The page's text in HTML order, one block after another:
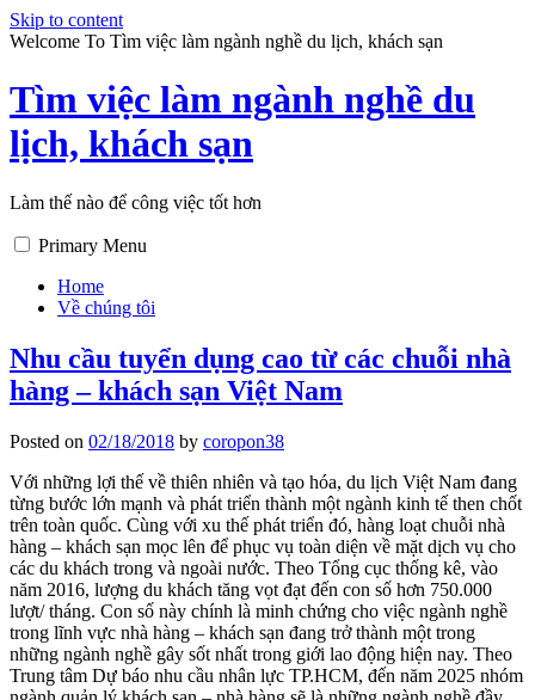
Skip to content
Welcome To Tìm việc làm ngành nghề du lịch, khách sạn
Tìm việc làm ngành nghề du
lịch, khách sạn
Làm thế nào để công việc tốt hơn
Primary Menu
Home
Về chúng tôi
Nhu cầu tuyển dụng cao từ các chuỗi nhà
hàng – khách sạn Việt Nam
Posted on 02/18/2018 by coropon38
Với những lợi thế về thiên nhiên và tạo hóa, du lịch Việt Nam đang
từng bước lớn mạnh và phát triển thành một ngành kinh tế then chốt
trên toàn quốc. Cùng với xu thế phát triển đó, hàng loạt chuỗi nhà
hàng – khách sạn mọc lên để phục vụ toàn diện về mặt dịch vụ cho
các du khách trong và ngoài nước. Theo Tổng cục thống kê, vào
năm 2016, lượng du khách tăng vọt đạt đến con số hơn 750.000
lượt/ tháng. Con số này chính là minh chứng cho việc ngành nghề
trong lĩnh vực nhà hàng – khách sạn đang trở thành một trong
những ngành nghề gây sốt nhất trong giới lao động hiện nay. Theo
Trung tâm Dự báo nhu cầu nhân lực TP.HCM, đến năm 2025 nhóm